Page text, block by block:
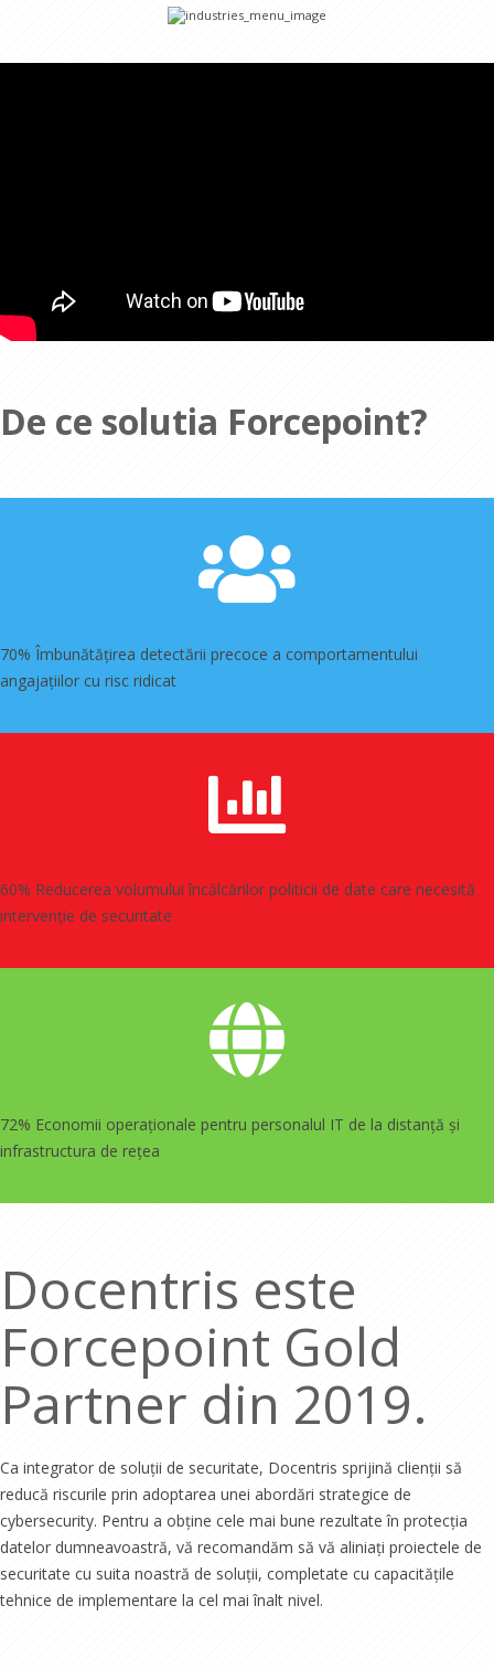
De ce solutia Forcepoint?
70% Îmbunătățirea detectării precoce a comportamentului
angajațiilor cu risc ridicat
60% Reducerea volumului încălcărilor politicii de date care necesită
intervenție de securitate
72% Economii operaționale pentru personalul IT de la distanță și
infrastructura de rețea
Docentris este
Forcepoint Gold
Partner din 2019.
Ca integrator de soluții de securitate, Docentris sprijină clienții să
reducă riscurile prin adoptarea unei abordări strategice de
cybersecurity. Pentru a obține cele mai bune rezultate în protecția
datelor dumneavoastră, vă recomandăm să vă aliniați proiectele de
securitate cu suita noastră de soluții, completate cu capacitățile
tehnice de implementare la cel mai înalt nivel.